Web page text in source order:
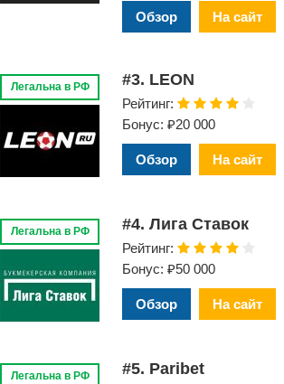
Обзор На сайт
Легальна в РФ #3. LEON
Рейтинг:
Бонус: ₽20 000
Обзор На сайт
Легальна в РФ #4. Лига Ставок
Рейтинг:
Бонус: ₽50 000
Обзор На сайт
Легальна в РФ #5. Paribet